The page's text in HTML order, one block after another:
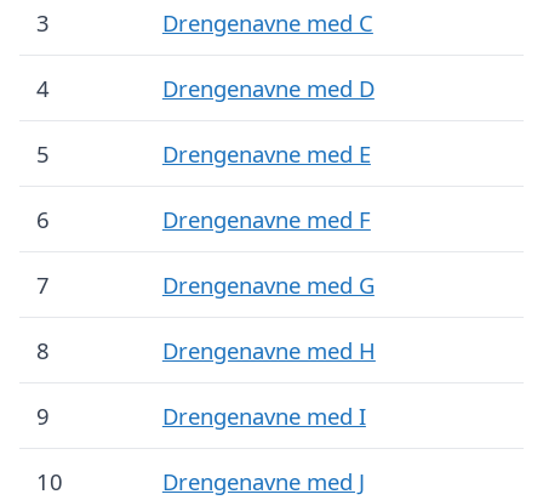
3 Drengenavne med C
4 Drengenavne med D
5 Drengenavne med E
6 Drengenavne med F
7 Drengenavne med G
8 Drengenavne med H
9 Drengenavne med I
10 Drengenavne med J